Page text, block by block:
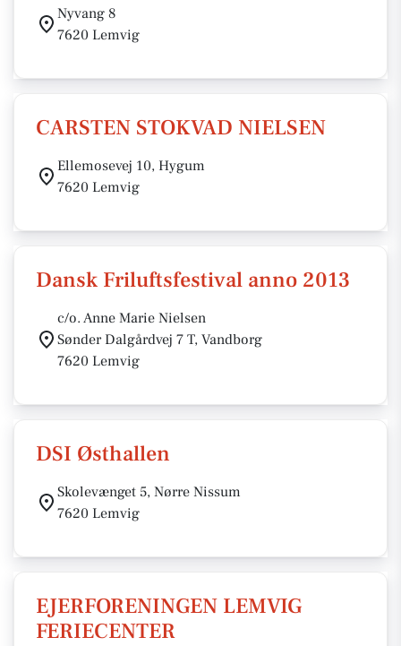
Nyvang 8
7620 Lemvig
CARSTEN STOKVAD NIELSEN
Ellemosevej 10, Hygum
7620 Lemvig
Dansk Friluftsfestival anno 2013
c/o. Anne Marie Nielsen
Sønder Dalgårdvej 7 T, Vandborg
7620 Lemvig
DSI Østhallen
Skolevænget 5, Nørre Nissum
7620 Lemvig
EJERFORENINGEN LEMVIG
FERIECENTER